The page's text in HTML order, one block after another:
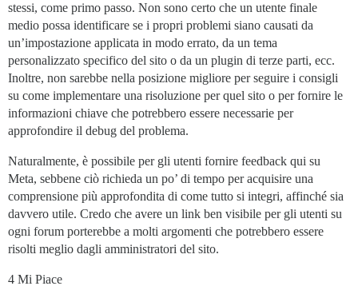
stessi, come primo passo. Non sono certo che un utente finale
medio possa identificare se i propri problemi siano causati da
un’impostazione applicata in modo errato, da un tema
personalizzato specifico del sito o da un plugin di terze parti, ecc.
Inoltre, non sarebbe nella posizione migliore per seguire i consigli
su come implementare una risoluzione per quel sito o per fornire le
informazioni chiave che potrebbero essere necessarie per
approfondire il debug del problema.
Naturalmente, è possibile per gli utenti fornire feedback qui su
Meta, sebbene ciò richieda un po’ di tempo per acquisire una
comprensione più approfondita di come tutto si integri, affinché sia
davvero utile. Credo che avere un link ben visibile per gli utenti su
ogni forum porterebbe a molti argomenti che potrebbero essere
risolti meglio dagli amministratori del sito.
4 Mi Piace